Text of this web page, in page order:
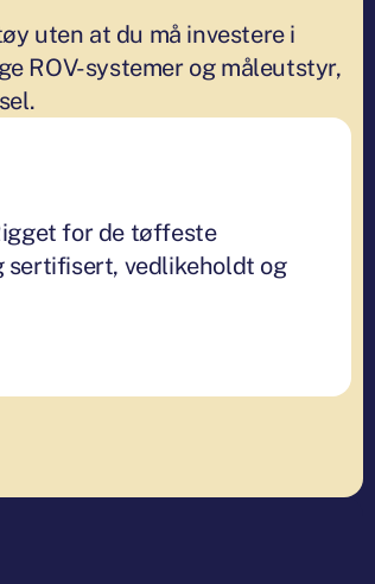
uten at du må investere i
uten at du må investere i
ROV-systemer og måleutstyr,
for de tøffeste
sertifisert, vedlikeholdt og